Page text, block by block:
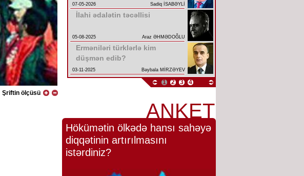
Şriftin ölçüsü
07-05-2026 Sadiq İSABƏYLİ
İlahi ədalətin təcəllisi
05-08-2025 Araz ƏHMƏDOĞLU
Erməniləri türklərlə kim
düşmən edib?
03-11-2025 Bəybala MİRZƏYEV
1 2 3 4
ANKET
Hökümətin ölkədə hansı sahəyə
diqqətinin artırılmasını
istərdiniz?